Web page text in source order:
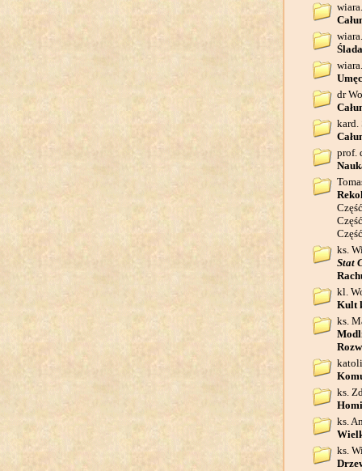
dr
kard.
prof.
ks.
Stat
kl.
Kult
ks.
ks.
ks.
ks.